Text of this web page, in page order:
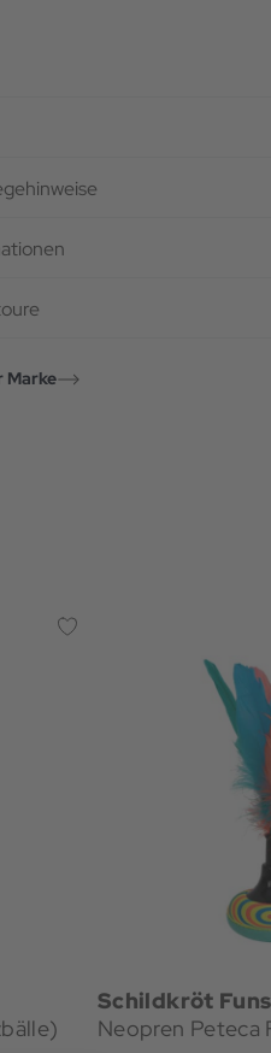
Marke
Schildkröt
Neopren Peteca